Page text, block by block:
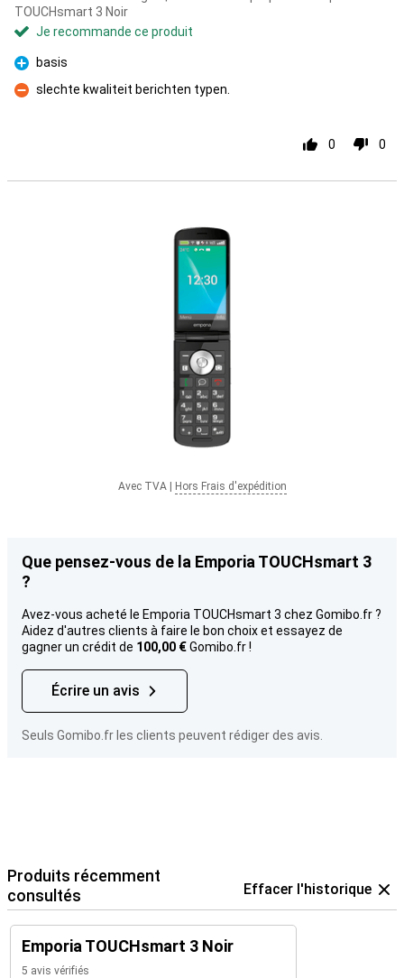
TOUCHsmart 3 Noir
Je recommande ce produit
Pour
basis
Contre
slechte kwaliteit berichten typen.
0 0
Avec TVA| Hors Frais d'expédition
Que pensez-vous de la Emporia TOUCHsmart 3
?
Avez-vous acheté le Emporia TOUCHsmart 3 chez Gomibo.fr ?
Aidez d'autres clients à faire le bon choix et essayez de
gagner un crédit de 100,00 €Gomibo.fr !
Écrire un avis
Seuls Gomibo.fr les clients peuvent rédiger des avis.
Produits récemment
consultés
Effacer l'historique
Emporia TOUCHsmart 3 Noir
5 avis vérifiés